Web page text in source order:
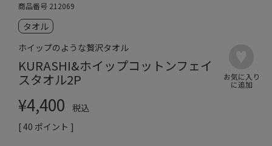
商品番号 212069
タオル
ホイップのような贅沢タオル
KURASHI&ホイップコットンフェイ
スタオル2P
¥4,400
税込
[40 ポイント ]